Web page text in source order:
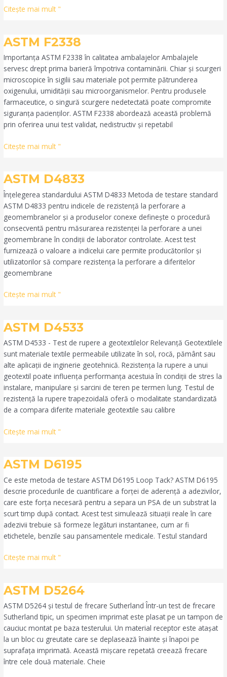
Citeşte mai mult "
ASTM F2338
Importanța ASTM F2338 în calitatea ambalajelor Ambalajele
servesc drept prima barieră împotriva contaminării. Chiar și scurgeri
microscopice în sigilii sau materiale pot permite pătrunderea
oxigenului, umidității sau microorganismelor. Pentru produsele
farmaceutice, o singură scurgere nedetectată poate compromite
siguranța pacienților. ASTM F2338 abordează această problemă
prin oferirea unui test validat, nedistructiv și repetabil
ASTM
Citeşte mai mult "
ASTM D4833
Înțelegerea standardului ASTM D4833 Metoda de testare standard
ASTM D4833 pentru indicele de rezistență la perforare a
geomembranelor și a produselor conexe definește o procedură
consecventă pentru măsurarea rezistenței la perforare a unei
geomembrane în condiții de laborator controlate. Acest test
furnizează o valoare a indicelui care permite producătorilor și
utilizatorilor să compare rezistența la perforare a diferitelor
geomembrane
ASTM
Citeşte mai mult "
ASTM D4533
ASTM D4533 - Test de rupere a geotextilelor Relevanță Geotextilele
sunt materiale textile permeabile utilizate în sol, rocă, pământ sau
alte aplicații de inginerie geotehnică. Rezistența la rupere a unui
geotextil poate influența performanța acestuia în condiții de stres la
instalare, manipulare și sarcini de teren pe termen lung. Testul de
rezistență la rupere trapezoidală oferă o modalitate standardizată
de a compara diferite materiale geotextile sau calibre
ASTM
Citeşte mai mult "
ASTM D6195
Ce este metoda de testare ASTM D6195 Loop Tack? ASTM D6195
descrie procedurile de cuantificare a forței de aderență a adezivilor,
care este forța necesară pentru a separa un PSA de un substrat la
scurt timp după contact. Acest test simulează situații reale în care
adezivii trebuie să formeze legături instantanee, cum ar fi
etichetele, benzile sau pansamentele medicale. Testul standard
ASTM
Citeşte mai mult "
ASTM D5264
ASTM D5264 și testul de frecare Sutherland Într-un test de frecare
Sutherland tipic, un specimen imprimat este plasat pe un tampon de
cauciuc montat pe baza testerului. Un material receptor este atașat
la un bloc cu greutate care se deplasează înainte și înapoi pe
suprafața imprimată. Această mișcare repetată creează frecare
între cele două materiale. Cheie
ASTM